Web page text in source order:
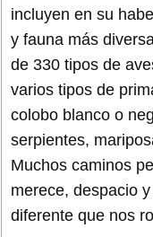
incluyen en su
y fauna más
de 330 tipos de
varios tipos de
colobo blanco o
serpientes,
Muchos caminos
merece, despacio
diferente que nos